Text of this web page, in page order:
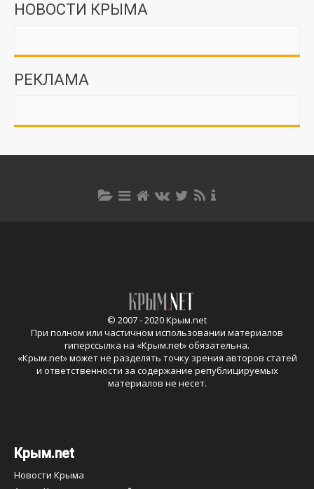
НОВОСТИ КРЫМА
РЕКЛАМА
© 2007 - 2020 Крым.net
При полном или частичном использовании материалов
гиперссылка на «Крым.net» обязательна.
«Крым.net» может не разделять точку зрения авторов статей
и ответственности за содержание републицируемых
материалов не несет.
Крым.net
Новости Крыма